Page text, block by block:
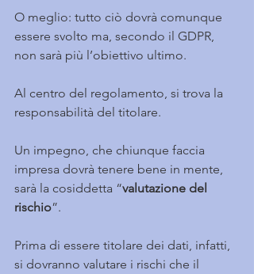
O meglio: tutto ciò dovrà comunque
essere svolto ma, secondo il GDPR,
non sarà più l’obiettivo ultimo.
Al centro del regolamento, si trova la
responsabilità del titolare.
Un impegno, che chiunque faccia
impresa dovrà tenere bene in mente,
sarà la cosiddetta “valutazione del
rischio”.
Prima di essere titolare dei dati, infatti,
si dovranno valutare i rischi che il